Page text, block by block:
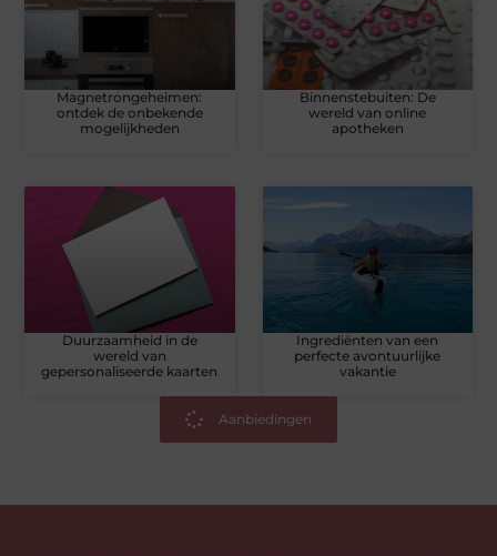
Magnetrongeheimen:
ontdek de onbekende
mogelijkheden
Binnenstebuiten: De
wereld van online
apotheken
Duurzaamheid in de
wereld van
gepersonaliseerde kaarten
Ingrediënten van een
perfecte avontuurlijke
vakantie
Aanbiedingen